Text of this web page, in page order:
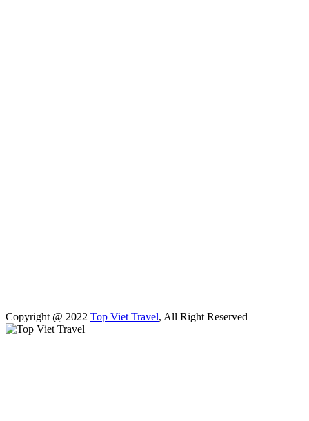
Copyright @ 2022 Top Viet Travel, All Right Reserved